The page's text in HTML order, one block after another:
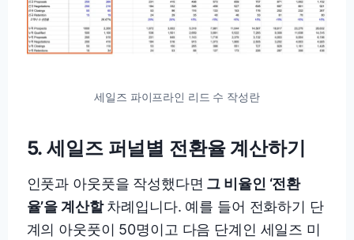
세일즈 파이프라인 리드 수 작성란
5.세일즈 퍼널별 전환율 계산하기
인풋과 아웃풋을 작성했다면 그 비율인 ‘전환
율’을 계산할차례입니다. 예를 들어 전화하기 단
계의 아웃풋이 50명이고 다음 단계인 세일즈 미